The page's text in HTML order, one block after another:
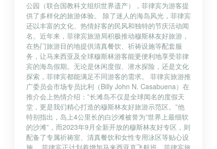
公园（联合国教科文组织世界遗产），菲律宾为游客提
供了多样化的旅游体验。 除了迷人的海岛风光，菲律宾
还以丰富的文化、热情好客的民风和独特的节庆活动闻
名。近年来，菲律宾旅游局积极推动穆斯林友好旅游，
在热门旅游目的地提供清真餐饮、祈祷设施等配套服
务，让马来西亚及全球穆斯林游客能更便利地享受菲律
宾的海岛假期。无论是休闲度假、潜水探险，还是文化
探索，菲律宾都能满足不同游客的需求。 菲律宾旅游推
广委员会市场专员比利（Billy John N. Casabuena）在
推介会上热情介绍：”长滩岛不仅是全球闻名的度假天
堂，更是我们精心打造的穆斯林友好旅游示范区。”他
特别指出，岛上4公里长的白沙滩被誉为”世界上最细软
的沙滩”，而2023年9月全新开放的穆斯林友好专区，则
配备了专属祈祷室、清真餐饮和女性专用泳区等贴心设
施。 菲律宾正计划着增加马来西亚直飞航班。菲律宾旅